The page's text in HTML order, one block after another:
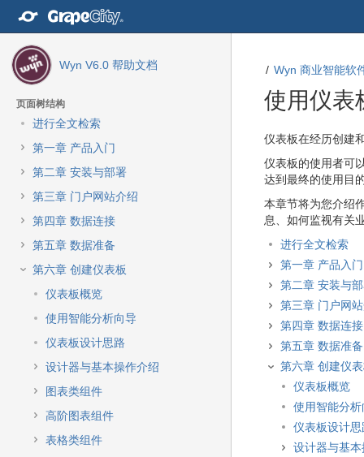
Wyn V6.0 帮助文档
页面树结构
进行全文检索
第一章 产品入门
第二章 安装与部署
第三章 门户网站介绍
第四章 数据连接
第五章 数据准备
第六章 创建仪表板
仪表板概览
使用智能分析向导
仪表板设计思路
设计器与基本操作介绍
图表类组件
高阶图表组件
表格类组件
Wyn 商业智能软
使用仪表
转
元
数
据
结
转
元
数
据
起
仪表板在经历创建
仪表板的使用者可
达到最终的使用目
本章节将为您介绍
息、如何监视有关
进行全文检索
第一章 产品入门
第二章 安装与
第三章 门户网
第四章 数据连接
第五章 数据准备
第六章 创建仪
仪表板概览
使用智能分析
仪表板设计思
设计器与基